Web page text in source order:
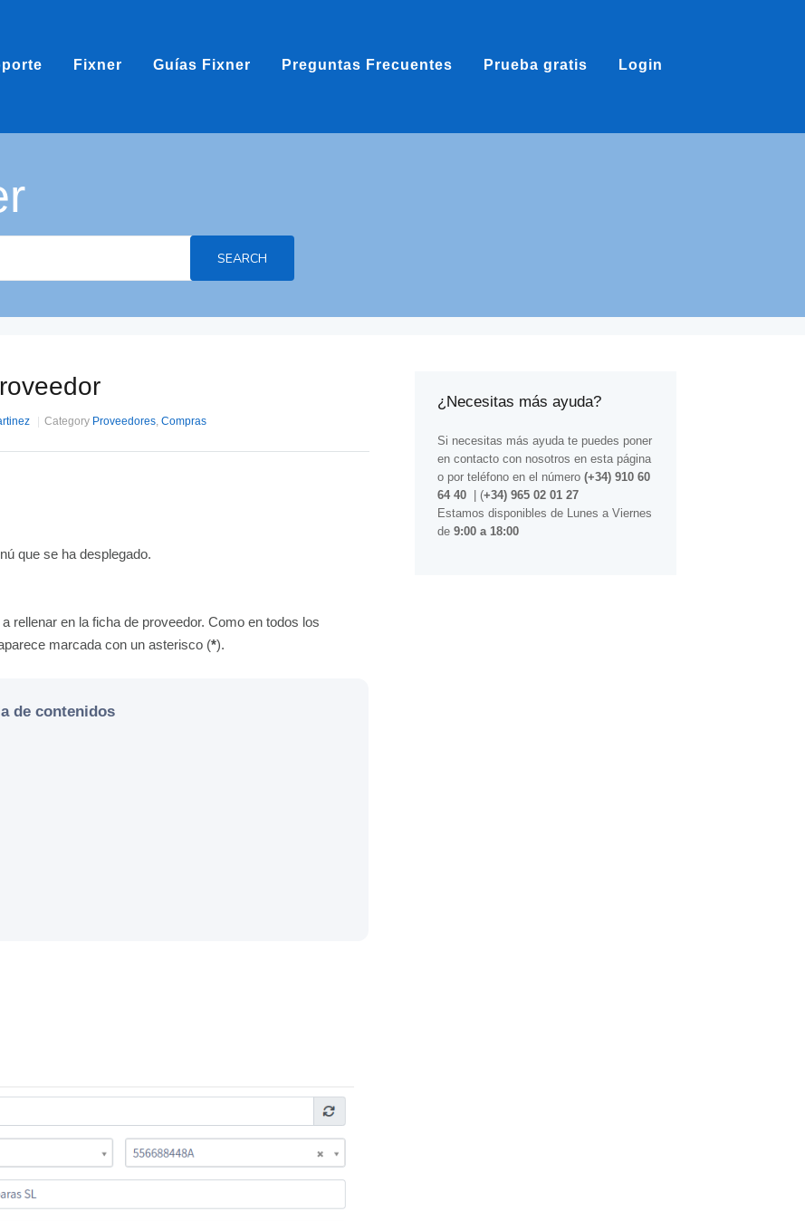
Fixner Guías Fixner Preguntas Frecuentes Prueba gratis Login
SEARCH
Category Proveedores, Compras
que se ha desplegado.
rellenar en la ficha de proveedor. Como en todos los
marcada con un asterisco (*).
de contenidos
¿Necesitas más ayuda?
Si necesitas más ayuda te puedes poner
en contacto con nosotros en esta página
o por teléfono en el número (+34) 910 60
64 40
| (+34) 965 02 01 27
Estamos disponibles de Lunes a Viernes
de 9:00 a 18:00